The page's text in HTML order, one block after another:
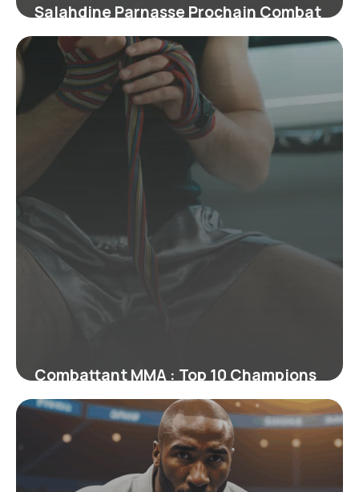
Salahdine Parnasse Prochain Combat
: Infos 2026
24 juin 2026
Combattant MMA : Top 10 Champions
Actuels 2026